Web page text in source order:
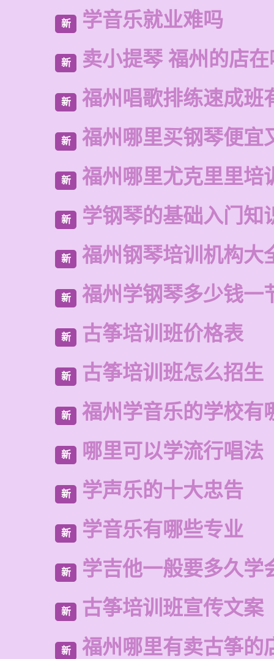
新 学音乐就业难吗
新 卖小提琴 福州的店
新 福州唱歌排练速成班
新 福州哪里买钢琴便宜
新 福州哪里尤克里里培
新 学钢琴的基础入门知
新 福州钢琴培训机构大
新 福州学钢琴多少钱一
新 古筝培训班价格表
新 古筝培训班怎么招生
新 福州学音乐的学校有
新 哪里可以学流行唱法
新 学声乐的十大忠告
新 学音乐有哪些专业
新 学吉他一般要多久学
新 古筝培训班宣传文案
新 福州哪里有卖古筝的